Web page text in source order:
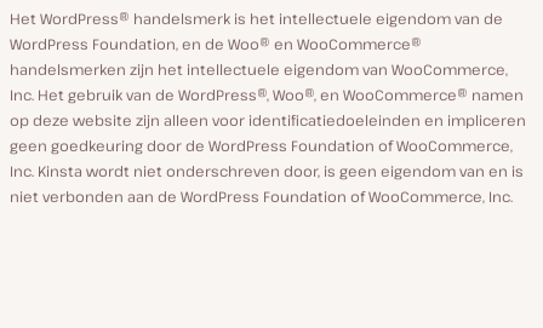
Het WordPress® handelsmerk is het intellectuele eigendom van de
WordPress Foundation, en de Woo® en WooCommerce®
handelsmerken zijn het intellectuele eigendom van WooCommerce,
Inc. Het gebruik van de WordPress®, Woo®, en WooCommerce® namen
op deze website zijn alleen voor identificatiedoeleinden en impliceren
geen goedkeuring door de WordPress Foundation of WooCommerce,
Inc. Kinsta wordt niet onderschreven door, is geen eigendom van en is
niet verbonden aan de WordPress Foundation of WooCommerce, Inc.